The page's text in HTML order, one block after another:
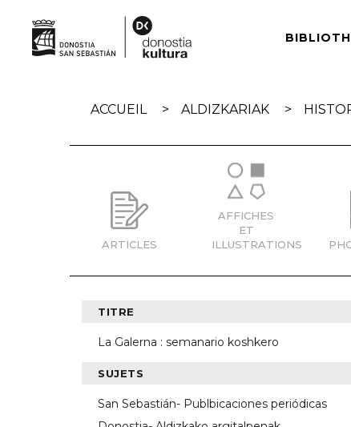
navigation
ACCUEIL ALDIZKARIAK
ARTICLES
AFFICHES
ET
ILLUSTRATIONS
TITRE
La Galerna : semanario koshkero
SUJETS
San Sebastián- Publbicaciones periódicas